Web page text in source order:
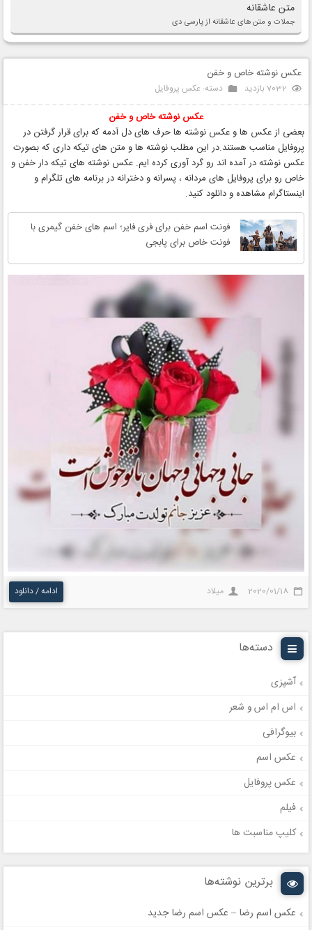
متن عاشقانه
جملات و متن های عاشقانه از پارسی دی
عکس نوشته خاص و خفن
7032 بازدید دسته: عکس پروفایل
عکس نوشتهخاص و خفن
بعضی از عکس ها و عکس نوشته ها حرف های دل آدمه که برای قرار گرفتن در
پروفایل مناسب هستند.در این مطلب نوشته ها و متن های تیکه داری که بصورت
عکس نوشته در آمده اند رو گرد آوری کرده ایم. عکس نوشته های تیکه دار خفن و
خاص رو برای پروفایل های مردانه ، پسرانه و دخترانه در برنامه های تلگرام و
اینستاگرام مشاهده و دانلود کنید.
فونت اسم خفن برای فری فایر؛ اسم های خفن گیمری با
فونت خاص برای پابجی
2020/01/18 میلاد ادامه / دانلود
دسته‌ها
آشپزی
اس ام اس و شعر
بیوگرافی
عکس اسم
عکس پروفایل
فیلم
کلیپ مناسبت ها
برترین نوشته‌ها
عکس اسم رضا – عکس اسم رضا جدید